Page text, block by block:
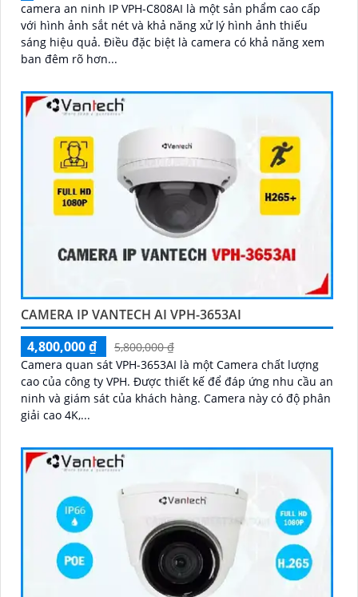
camera an ninh IP VPH-C808AI là một sản phẩm cao cấp
với hình ảnh sắt nét và khả năng xử lý hình ảnh thiếu
sáng hiệu quả. Điều đặc biệt là camera có khả năng xem
ban đêm rõ hơn...
CAMERA IP VANTECH AI VPH-3653AI
4,800,000 ₫
5,800,000 ₫
Camera quan sát VPH-3653AI là một Camera chất lượng
cao của công ty VPH. Được thiết kế để đáp ứng nhu cầu an
ninh và giám sát của khách hàng. Camera này có độ phân
giải cao 4K,...